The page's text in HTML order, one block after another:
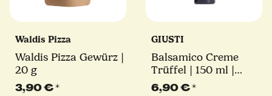
Waldis Pizza
Waldis Pizza Gewürz |
20 g
3,90 €*
GIUSTI
Balsamico Creme
Trüffel | 150 ml |
Giuseppe Giusti
6,90 €*